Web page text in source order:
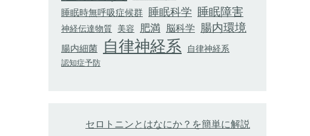
睡眠時無呼吸症候群 睡眠科学 睡眠障害
神経伝達物質 美容 肥満 脳科学 腸内環境
腸内細菌 自律神経系 自律神経系
認知症予防
セロトニンとはなにか？を簡単に解説